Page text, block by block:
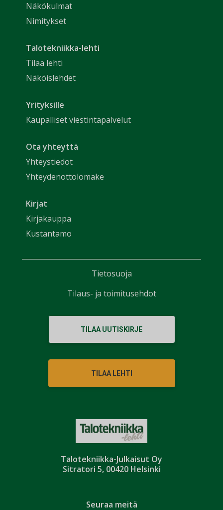
Talotekniikka-Julkaisut Oy
Sitratori 5, 00420 Helsinki
Näkökulmat
Nimitykset
Talotekniikka-lehti
Tilaa lehti
Näköislehdet
Yrityksille
Kaupalliset viestintäpalvelut
Ota yhteyttä
Yhteystiedot
Yhteydenottolomake
Kirjat
Kirjakauppa
Kustantamo
TILAA UUTISKIRJE
TILAA LEHTI
Seuraa meitä
Tietosuoja
Tilaus- ja toimitusehdot